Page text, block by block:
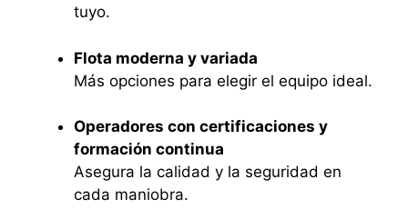
tuyo.
Flota moderna y variada
Más opciones para elegir el equipo ideal.
Operadores con certificaciones y
formación continua
Asegura la calidad y la seguridad en
cada maniobra.